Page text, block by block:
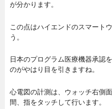
が分かります。
この点はハイエンドのスマート
う。
日本のプログラム医療機器承認
のがやはり目を引きますね。
心電図の計測は、ウォッチ右側
間、指をタッチして行います。